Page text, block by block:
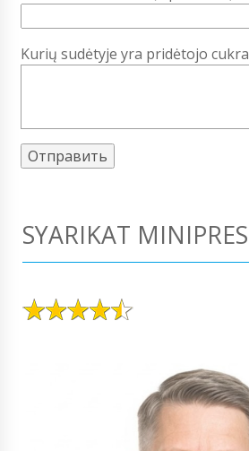
Kurių sudėtyje yra pridėtojo
SYARIKAT